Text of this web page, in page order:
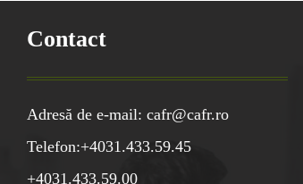
Contact
Adresă de e-mail: cafr@cafr.ro
Telefon:+4031.433.59.45
+4031.433.59.00